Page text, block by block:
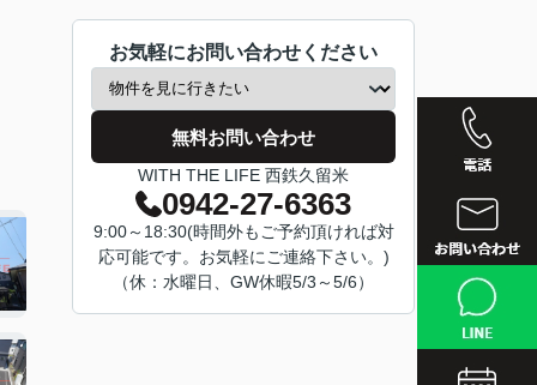
西鉄久
JR久留
西鉄久
お気軽にお問い合わせください
無料お問い合わせ
WITH THE LIFE 西鉄久留米
0942-27-6363
9:00～18:30(時間外もご予約頂ければ対
応可能です。お気軽にご連絡下さい。)
（休：水曜日、GW休暇5/3～5/6）